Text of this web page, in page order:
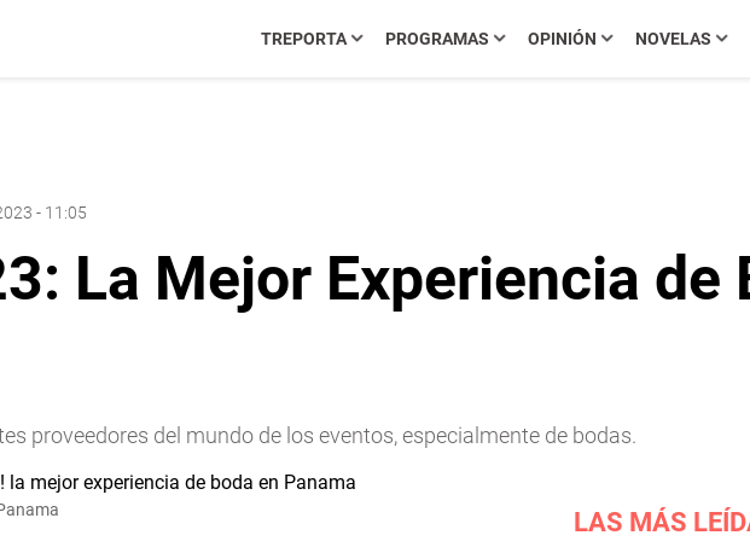
TREPORTA PROGRAMAS OPINIÓN NOVELAS
- 11:05
La Mejor Experiencia de
proveedores del mundo de los eventos, especialmente de bodas.
LAS MÁS